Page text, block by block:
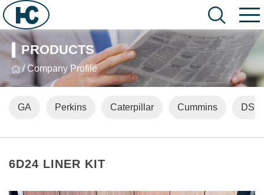
PRODUCTS
/ Company Profile
GA Perkins Caterpillar Cummins DSG
6D24 LINER KIT